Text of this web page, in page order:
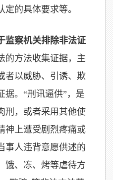
的具体要求等。
监察机关排除非法证
的方法收集证据，主
者以威胁、引诱、欺
据。“刑讯逼供”，是
刑，或者采用其他使
神上遭受剧烈疼痛或
事人违背意愿供述的
饿、冻、烤等虐待方